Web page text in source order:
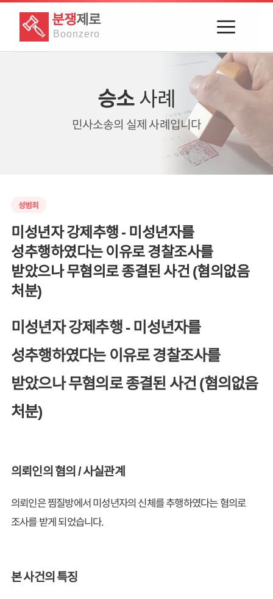
분쟁제로
Boonzero
승소사례
민사소송의 실제 사례입니다
성범죄
미성년자 강제추행 - 미성년자를
성추행하였다는 이유로 경찰조사를
받았으나 무혐의로 종결된 사건 (혐의없음
처분)
미성년자 강제추행 - 미성년자를
성추행하였다는 이유로 경찰조사를
받았으나 무혐의로 종결된 사건 (혐의없음
처분)
의뢰인의 혐의 / 사실관계
의뢰인은 찜질방에서 미성년자의 신체를 추행하였다는 혐의로
조사를 받게 되었습니다.
본 사건의 특징